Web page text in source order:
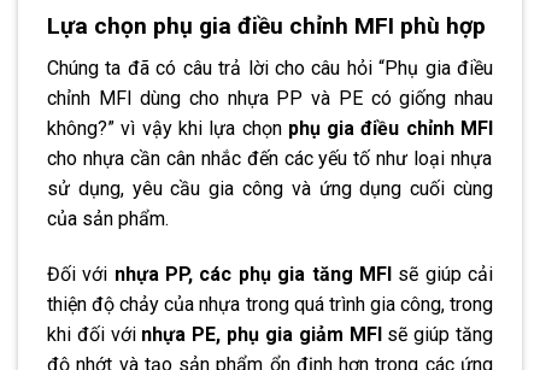
Lựa chọn phụ gia điều chỉnh MFI phù hợp
Chúng ta đã có câu trả lời cho câu hỏi “Phụ gia điều
chỉnh MFI dùng cho nhựa PP và PE có giống nhau
không?” vì vậy khi lựa chọn phụ gia điều chỉnh MFI
cho nhựa cần cân nhắc đến các yếu tố như loại nhựa
sử dụng, yêu cầu gia công và ứng dụng cuối cùng
của sản phẩm.
Đối với nhựa PP, các phụ gia tăng MFIsẽ giúp cải
thiện độ chảy của nhựa trong quá trình gia công, trong
khi đối với nhựa PE, phụ gia giảm MFIsẽ giúp tăng
độ nhớt và tạo sản phẩm ổn định hơn trong các ứng